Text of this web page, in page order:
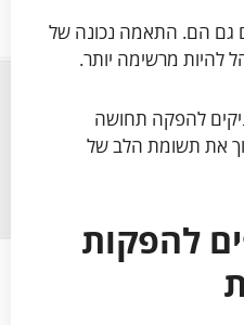
גם הם. התאמה נכונה של
להיות מרשימה יותר.
להפקה תחושה
את תשומת הלב של
להפקות